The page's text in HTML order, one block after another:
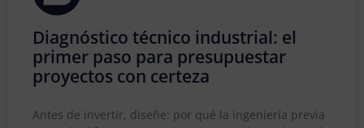
Diagnóstico técnico industrial: el
primer paso para presupuestar
proyectos con certeza
Antes de invertir, diseñe: por qué la ingeniería previa